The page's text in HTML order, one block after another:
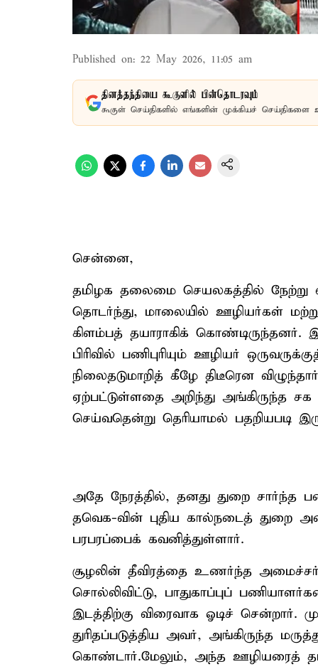
Published on: 22 May 2026, 11:05 am
தினத்தந்தியை கூகுளில் பின்தொடரவும்
கூகுள் செய்திகளில் எங்களின் முக்கியச் செய்திகளை
சென்னை,
தமிழக தலைமை செயலகத்தில்
தொடர்ந்து, மாலையில் ஊழியர்கள்
கிளம்பத் தயாராகிக்
பிரிவில் பணிபுரியும் ஊழியர்
நிலைதடுமாறித் கீழே திடீரென
ஏற்பட்டுள்ளதை அறிந்து அங்கிருந்த
செய்வதென்று தெரியாமல் பதறியபடி
அதே நேரத்தில், தனது துறை சார்ந்த
தவெக-வின் புதிய கால்நடைத் துறை
பரபரப்பைக் கவனித்துள்ளார்.
சூழலின் தீவிரத்தை உணர்ந்த அமைச்சர்
சொல்லிவிட்டு, பாதுகாப்புப்
இடத்திற்கு விரைவாக ஓடிச் சென்றார்.
துரிதப்படுத்திய அவர், அங்கிருந்த
கொண்டார்.மேலும், அந்த ஊழியரைத்